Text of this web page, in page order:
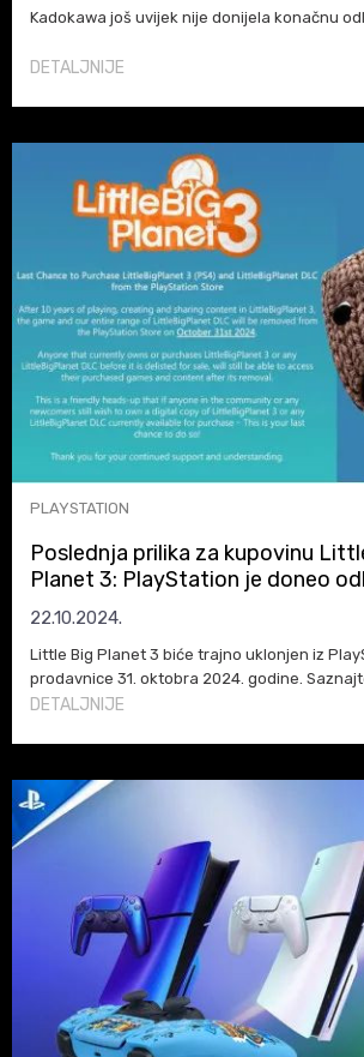
Kadokawa još uvijek nije donijela konačnu
DETALJNIJE
PLAYSTATION
Poslednja prilika za kupovinu
Planet 3: PlayStation je doneo
22.10.2024.
Little Big Planet 3 biće trajno uklonjen iz
prodavnice 31. oktobra 2024. godine.
da li je ovo vaša posljednja prilika da kupite
DETALJNIJE